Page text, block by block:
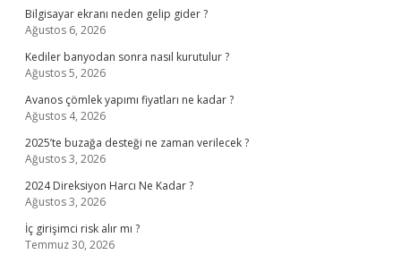
Bilgisayar ekranı neden gelip gider ?
Ağustos 6, 2026
Kediler banyodan sonra nasıl kurutulur ?
Ağustos 5, 2026
Avanos çömlek yapımı fiyatları ne kadar ?
Ağustos 4, 2026
2025’te buzağa desteği ne zaman verilecek ?
Ağustos 3, 2026
2024 Direksiyon Harcı Ne Kadar ?
Ağustos 3, 2026
İç girişimci risk alır mı ?
Temmuz 30, 2026